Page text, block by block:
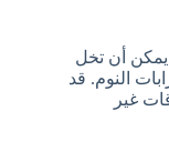
يمكن أن تخل
النوم. قد
غير